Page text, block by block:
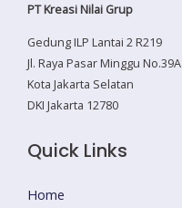
PT Kreasi Nilai Grup
Gedung ILP Lantai 2 R219
Jl. Raya Pasar Minggu No.39A
Kota Jakarta Selatan
DKI Jakarta 12780
Quick Links
Home